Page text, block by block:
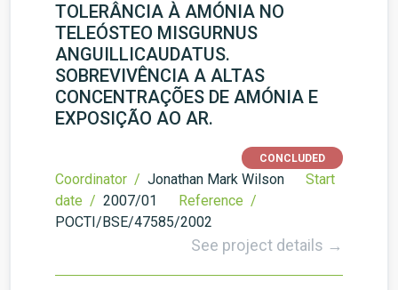
TOLERÂNCIA À AMÓNIA NO
TELEÓSTEO MISGURNUS
ANGUILLICAUDATUS.
SOBREVIVÊNCIA A ALTAS
CONCENTRAÇÕES DE AMÓNIA E
EXPOSIÇÃO AO AR.
CONCLUDED
Coordinator / Jonathan Mark Wilson
Start
date / 2007/01
Reference /
POCTI/BSE/47585/2002
See project details →